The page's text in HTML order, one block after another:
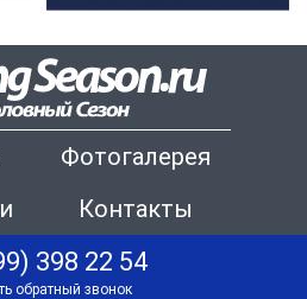
Фотогалерея
Контакты
398 22 54
обратный звонок